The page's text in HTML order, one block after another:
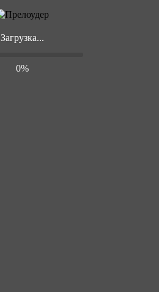
Загрузка...
0%